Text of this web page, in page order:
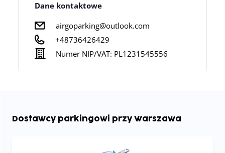
Dane kontaktowe
airgoparking@outlook.com
+48736426429
Numer NIP/VAT: PL1231545556
Dostawcy parkingowi przy Warszawa